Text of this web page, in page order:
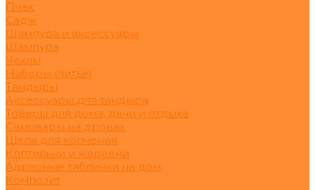
Пчак
Садж
Шампура и аксессуары
Шампура
Чехлы
Наборы (литьё)
Тандыры
Аксессуары для тандыра
Товары для дома, дачи и отдыха
Самовары на дровах
Щепа для копчения
Коптильни и жаровни
Адресные таблички на дом
Композит